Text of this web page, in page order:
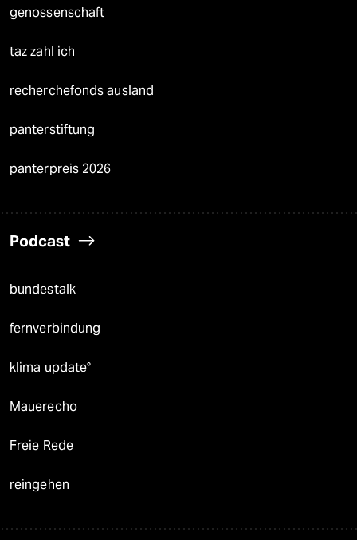
genossenschaft
taz zahl ich
recherchefonds ausland
panterstiftung
panterpreis 2026
Podcast
bundestalk
fernverbindung
klima update°
Mauerecho
Freie Rede
reingehen